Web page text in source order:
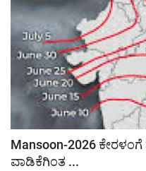
Mansoon-2026
ವಾಡಿಕೆಗಿಂತ ...